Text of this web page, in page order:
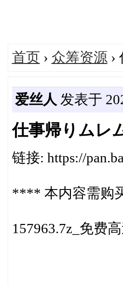
首页 › 众筹资源 ›
爱丝人 发表于
仕事帰りムレ
链接: https://
**** 本内容需购
157963.7z_免费